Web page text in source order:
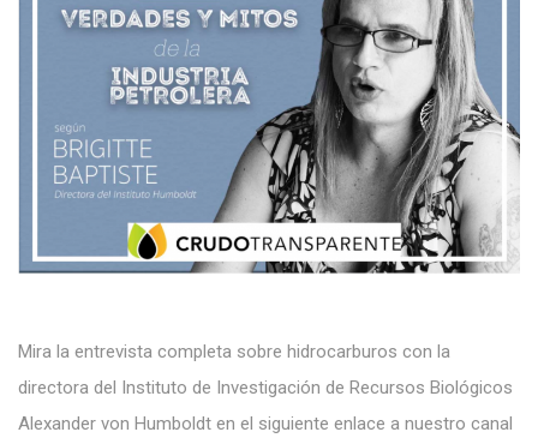
Mira la entrevista completa sobre hidrocarburos con la
directora del Instituto de Investigación de Recursos Biológicos
Alexander von Humboldt en el siguiente enlace a nuestro canal